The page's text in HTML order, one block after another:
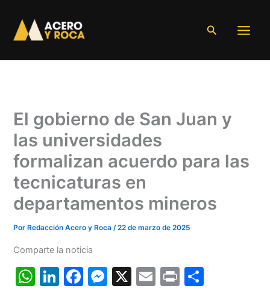
contenido
Buscar
El gobierno de San Juan y
las universidades
formalizan acuerdo para las
tecnicaturas en
departamentos mineros
Por Redacción Acero y Roca/22 de marzo de 2025
Comparte la noticia
W Li F
M X
E
Pr